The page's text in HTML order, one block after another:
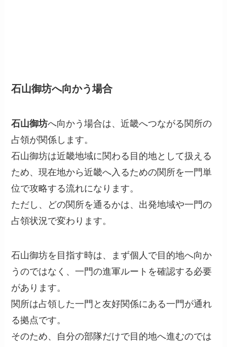
石山御坊へ向かう場合
石山御坊へ向かう場合は、近畿へつながる関所の
占領が関係します。
石山御坊は近畿地域に関わる目的地として扱える
ため、現在地から近畿へ入るための関所を一門単
位で攻略する流れになります。
ただし、どの関所を通るかは、出発地域や一門の
占領状況で変わります。
石山御坊を目指す時は、まず個人で目的地へ向か
うのではなく、一門の進軍ルートを確認する必要
があります。
関所は占領した一門と友好関係にある一門が通れ
る拠点です。
そのため、自分の部隊だけで目的地へ進むのでは